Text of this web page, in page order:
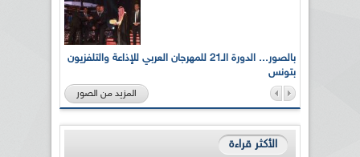
بالصور... الدورة الـ21 للمهرجان العربي للإذاعة والتلفزيون
بتونس
المزيد من الصور
الأكثر قراءة